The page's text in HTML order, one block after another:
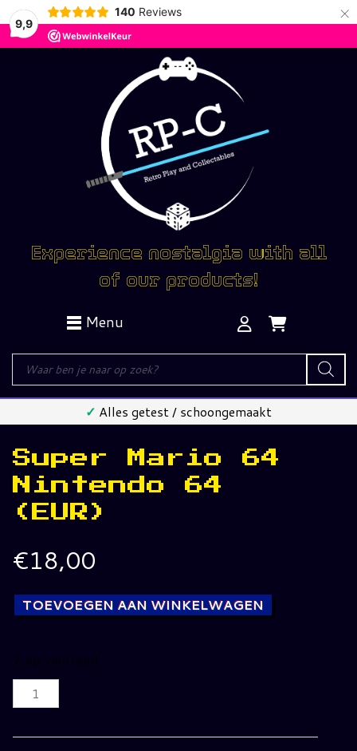
9,9
140 Reviews ×
Experience nostalgia with all
of our products!
Menu
Producten
zoeken
✓ Alles getest / schoongemaakt
Super Mario 64
Nintendo 64
(EUR)
€18,00
TOEVOEGEN AAN WINKELWAGEN
2 op voorraad
Super
Mario